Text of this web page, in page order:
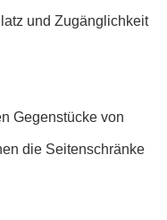
und Zugänglichkeit
Gegenstücke von
die Seitenschränke